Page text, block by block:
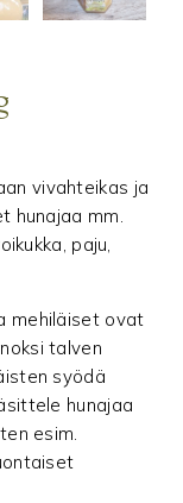
vivahteikas ja
hunajaa mm.
paju,
mehiläiset ovat
talven
syödä
hunajaa
esim.